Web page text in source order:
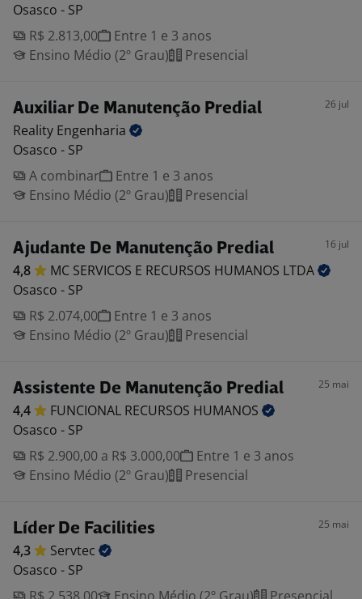
Osasco - SP
R$ 2.813,00
Entre 1 e 3 anos
Ensino Médio (2º Grau)
Presencial
Auxiliar De Manutenção Predial 26 jul
Reality Engenharia
Osasco - SP
A combinar
Entre 1 e 3 anos
Ensino Médio (2º Grau)
Presencial
Ajudante De Manutenção Predial 16 jul
4,8 MC SERVICOS E RECURSOS HUMANOS LTDA
Osasco - SP
R$ 2.074,00
Entre 1 e 3 anos
Ensino Médio (2º Grau)
Presencial
Assistente De Manutenção Predial 25 mai
4,4 FUNCIONAL RECURSOS HUMANOS
Osasco - SP
R$ 2.900,00 a R$ 3.000,00
Entre 1 e 3 anos
Ensino Médio (2º Grau)
Presencial
Líder De Facilities 25 mai
4,3
Servtec
Osasco - SP